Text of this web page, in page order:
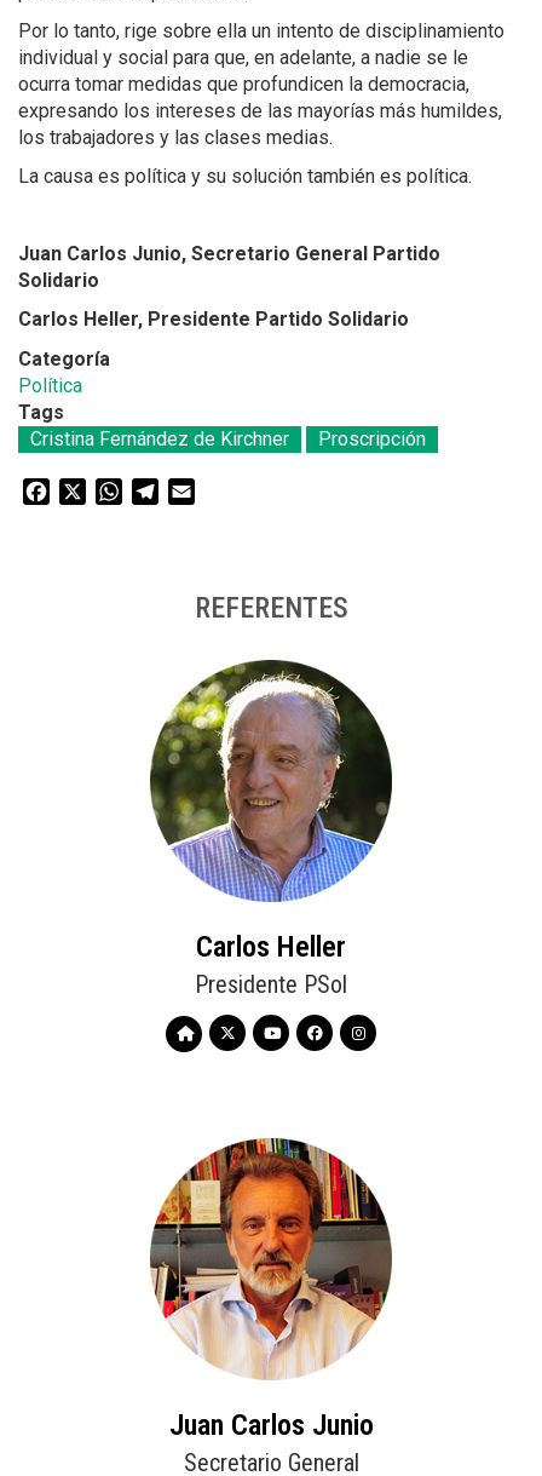
Por lo tanto, rige sobre ella un intento de disciplinamiento
individual y social para que, en adelante, a nadie se le
ocurra tomar medidas que profundicen la democracia,
expresando los intereses de las mayorías más humildes,
los trabajadores y las clases medias.
La causa es política y su solución también es política.
Juan Carlos Junio, Secretario General Partido
Solidario
Carlos Heller, Presidente Partido Solidario
Categoría
Política
Tags
Cristina Fernández de Kirchner
Proscripción
Facebook WhatsAppTelegram
REFERENTES
Carlos Heller
Presidente PSol
Juan Carlos Junio
Secretario General